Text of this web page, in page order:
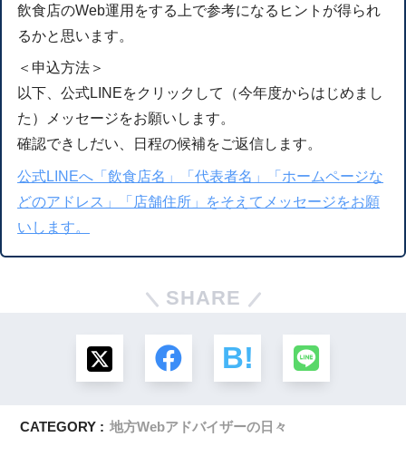
飲食店のWeb運用をする上で参考になるヒントが得られ
るかと思います。
＜申込方法＞
以下、公式LINEをクリックして（今年度からはじめまし
た）メッセージをお願いします。
確認できしだい、日程の候補をご返信します。
公式LINEへ「飲食店名」「代表者名」「ホームページな
どのアドレス」「店舗住所」をそえてメッセージをお願
いします。
SHARE
CATEGORY : 地方Webアドバイザーの日々